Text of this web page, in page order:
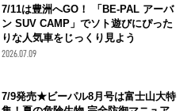
7/11は豊洲へGO！ 「BE-PAL アーバ
ン SUV CAMP」でソト遊びにぴった
りな人気車をじっくり見よう
2026.07.09
7/9発売★ビーパル8月号は富士山大特